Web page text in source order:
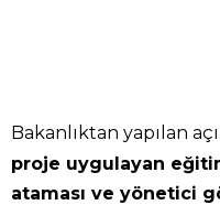
Bakanlıktan yapılan
proje uygulayan
ataması ve yönetici